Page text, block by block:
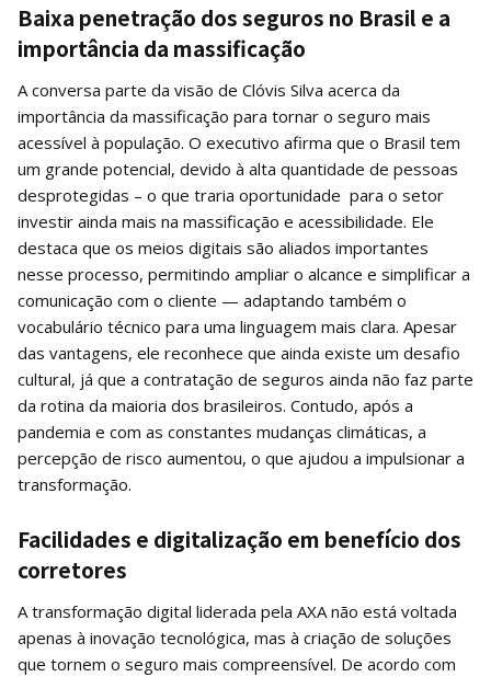
Baixa penetração dos seguros no Brasil e a
importância da massificação
A conversa parte da visão de Clóvis Silva acerca da
importância da massificação para tornar o seguro mais
acessível à população. O executivo afirma que o Brasil tem
um grande potencial, devido à alta quantidade de pessoas
desprotegidas – o que traria oportunidade para o setor
investir ainda mais na massificação e acessibilidade. Ele
destaca que os meios digitais são aliados importantes
nesse processo, permitindo ampliar o alcance e simplificar a
comunicação com o cliente — adaptando também o
vocabulário técnico para uma linguagem mais clara. Apesar
das vantagens, ele reconhece que ainda existe um desafio
cultural, já que a contratação de seguros ainda não faz parte
da rotina da maioria dos brasileiros. Contudo, após a
pandemia e com as constantes mudanças climáticas, a
percepção de risco aumentou, o que ajudou a impulsionar a
transformação.
Facilidades e digitalização em benefício dos
corretores
A transformação digital liderada pela AXA não está voltada
apenas à inovação tecnológica, mas à criação de soluções
que tornem o seguro mais compreensível. De acordo com